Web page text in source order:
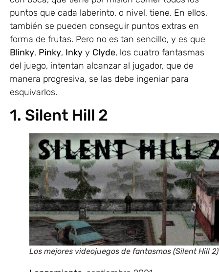
puntos que cada laberinto, o nivel, tiene. En ellos,
también se pueden conseguir puntos extras en
forma de frutas. Pero no es tan sencillo, y es que
Blinky, Pinky, Inky y Clyde, los cuatro fantasmas
del juego, intentan alcanzar al jugador, que de
manera progresiva, se las debe ingeniar para
esquivarlos.
1. Silent Hill 2
Los mejores videojuegos de fantasmas (Silent Hill 2)